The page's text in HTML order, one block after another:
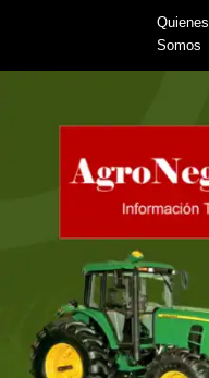
content
Quienes
Somos